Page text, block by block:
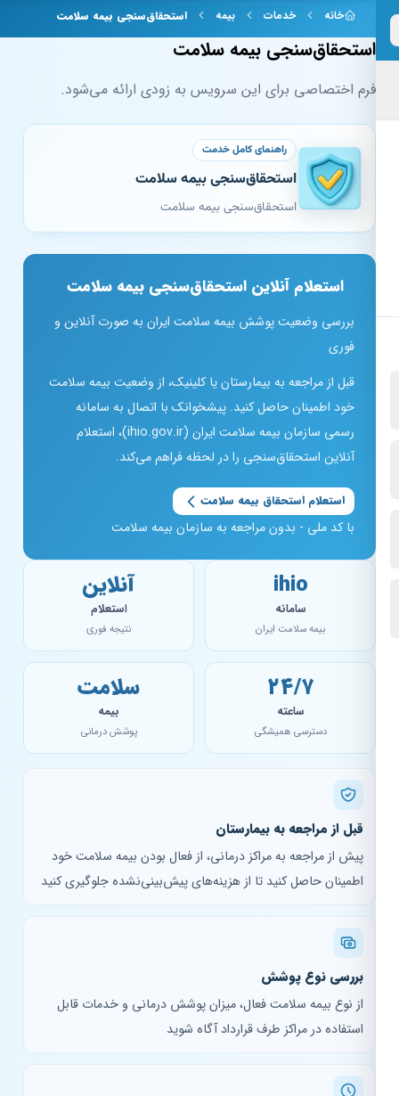
به محتوای اصلی
خانه خدمات بیمه استحقاق‌سنجی بیمه سلامت
استحقاق‌سنجی بیمه سلامت
فرم اختصاصی برای این سرویس به زودی ارائه می‌شود.
راهنمای کامل خدمت
استحقاق‌سنجی بیمه سلامت
استحقاق‌سنجی بیمه سلامت
استعلام آنلاین استحقاق‌سنجی بیمه سلامت
بررسی وضعیت پوشش بیمه سلامت ایران به صورت آنلاین و
فوری
قبل از مراجعه به بیمارستان یا کلینیک، از وضعیت بیمه سلامت
خود اطمینان حاصل کنید. پیشخوانک با اتصال به سامانه
رسمی سازمان بیمه سلامت ایران (ihio.gov.ir)، استعلام
آنلاین استحقاق‌سنجی را در لحظه فراهم می‌کند.
استعلام استحقاق بیمه سلامت
با کد ملی - بدون مراجعه به سازمان بیمه سلامت
ihio
سامانه
بیمه سلامت ایران
آنلاین
استعلام
نتیجه فوری
۲۴/۷
ساعته
دسترسی همیشگی
سلامت
پوشش درمانی
قبل از مراجعه به بیمارستان
پیش از مراجعه به مراکز درمانی، از فعال بودن بیمه سلامت خود
اطمینان حاصل کنید تا از هزینه‌های پیش‌بینی‌نشده جلوگیری کنید
بررسی نوع پوشش
از نوع بیمه سلامت فعال، میزان پوشش درمانی و خدمات قابل
استفاده در مراکز طرف قرارداد آگاه شوید